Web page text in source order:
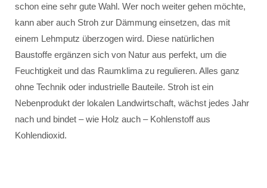
schon eine sehr gute Wahl. Wer noch weiter gehen möchte,
kann aber auch Stroh zur Dämmung einsetzen, das mit
einem Lehmputz überzogen wird. Diese natürlichen
Baustoffe ergänzen sich von Natur aus perfekt, um die
Feuchtigkeit und das Raumklima zu regulieren. Alles ganz
ohne Technik oder industrielle Bauteile. Stroh ist ein
Nebenprodukt der lokalen Landwirtschaft, wächst jedes Jahr
nach und bindet – wie Holz auch – Kohlenstoff aus
Kohlendioxid.